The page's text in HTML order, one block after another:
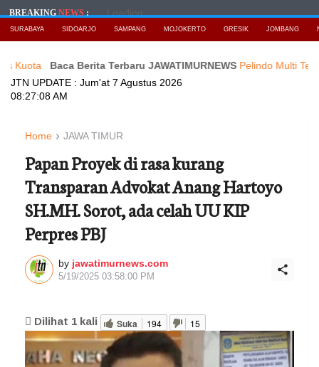
BREAKINGNEWS: Loading...
SURABAYA SIDOARJO SAMPANG MOJOKERTO GRESIK JOMBANG
Baca Berita Terbaru JAWATIMURNEWS Pelindo Multi Terminal
JTN UPDATE : Jum'at 7 Agustus 2026
08:27:09 AM
Home JAWA TIMUR
Papan Proyek di rasa kurang
Transparan Advokat Anang Hartoyo
SH.MH. Sorot, ada celah UU KIP
Perpres PBJ
by jawatimurnews.com
5/19/2025 03:58:00 PM
Dilihat 1 kali Suka 194 15